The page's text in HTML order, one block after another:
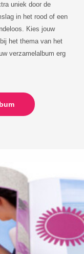
uniek door de
in het rood of een
Kies jouw
het thema van het
verzamelalbum erg